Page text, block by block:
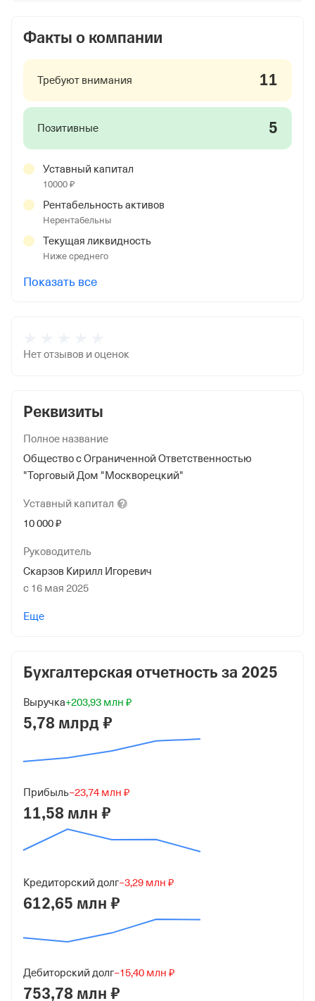
Реквизиты
Полное название
Общество с Ограниченной Ответственностью
"Торговый Дом "Москворецкий"
Уставный капитал
10 000 ₽
Руководитель
Скарзов Кирилл Игоревич
с 16 мая 2025
ОБЩЕСТВО С ОГРАНИЧЕННОЙ ОТВЕТСТВЕННОСТЬЮ
7 июня 2008
Краткое название
ООО "Торговый Дом "Москворецкий"
7724665066
ОГРН
1087746726341
КПП
Еще
Бухгалтерская отчетность за 2025
Выручка+203,93 млн ₽
5,78 млрд ₽
Прибыль−23,74 млн ₽
11,58 млн ₽
Кредиторский долг−3,29 млн ₽
612,65 млн ₽
Дебиторский долг−15,40 млн ₽
753,78 млн ₽
Факты о компании
Требуют внимания 11
Позитивные 5
Уставный капитал
10000 ₽
Рентабельность активов
Нерентабельны
Текущая ликвидность
Ниже среднего
Показать все
Нет отзывов и оценок